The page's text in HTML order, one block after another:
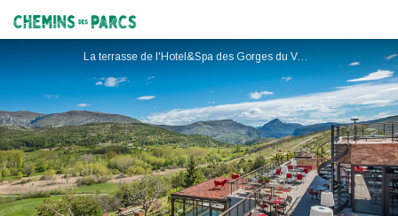
Chemins des Parcs
La terrasse de l'Hotel&Spa des Gorges du Verdon - Hôtel des Gorges du Verdon